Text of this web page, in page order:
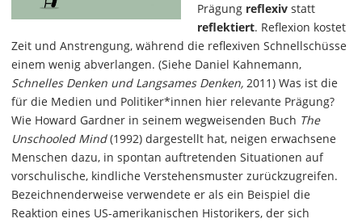
Prägung reflexiv statt
reflektiert. Reflexion kostet
Zeit und Anstrengung, während die reflexiven Schnellschüsse
einem wenig abverlangen. (Siehe Daniel Kahnemann,
Schnelles Denken und Langsames Denken, 2011) Was ist die
für die Medien und Politiker*innen hier relevante Prägung?
Wie Howard Gardner in seinem wegweisenden Buch The
Unschooled Mind(1992) dargestellt hat, neigen erwachsene
Menschen dazu, in spontan auftretenden Situationen auf
vorschulische, kindliche Verstehensmuster zurückzugreifen.
Bezeichnenderweise verwendete er als ein Beispiel die
Reaktion eines US-amerikanischen Historikers, der sich